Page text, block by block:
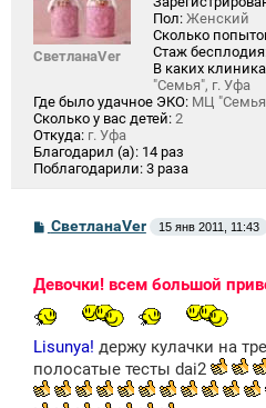
СветланаVer
Пол: Женский
Сколько
Стаж
В каких
"Семья", г. Уфа
Где было удачное ЭКО: МЦ
Сколько у вас детей: 2
Откуда: г. Уфа
Благодарил (а): 14 раз
Поблагодарили: 3 раза
С
щ
н
е
СветланаVer 15 янв 2011, 11:43
Девочки! всем большой
Lisunya! держу кулачки на
полосатые тесты dai2